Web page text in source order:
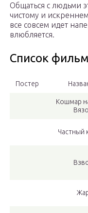
Общаться с людьми
чистому и
все совсем идет
влюбляется.
Список
Постер
Кошмар
Частный